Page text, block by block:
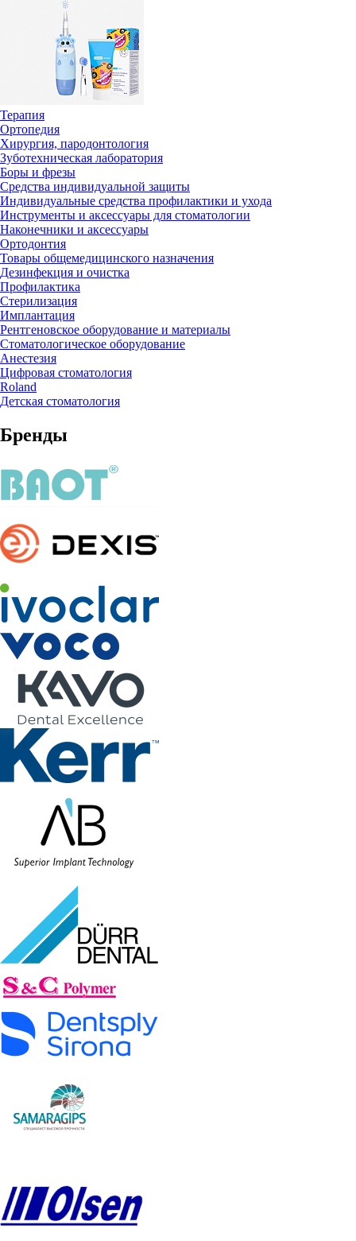
Терапия
Ортопедия
Хирургия, пародонтология
Зуботехническая лаборатория
Боры и фрезы
Средства индивидуальной защиты
Индивидуальные средства профилактики и ухода
Инструменты и аксессуары для стоматологии
Наконечники и аксессуары
Ортодонтия
Товары общемедицинского назначения
Дезинфекция и очистка
Профилактика
Стерилизация
Имплантация
Рентгеновское оборудование и материалы
Стоматологическое оборудование
Анестезия
Цифровая стоматология
Roland
Детская стоматология
Бренды